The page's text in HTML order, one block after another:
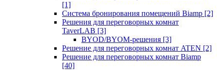
[1]
Система бронирования помещений Biamp [2]
Решения для переговорных комнат
TaverLAB [3]
BYOD/BYOM-решения [3]
Решение для переговорных комнат ATEN [2]
Решение для переговорных комнат Biamp
[40]